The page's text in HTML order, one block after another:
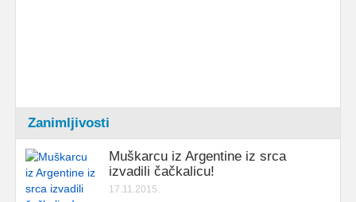
Zanimljivosti
Muškarcu iz Argentine iz srca
izvadili čačkalicu!
17.11.2015.